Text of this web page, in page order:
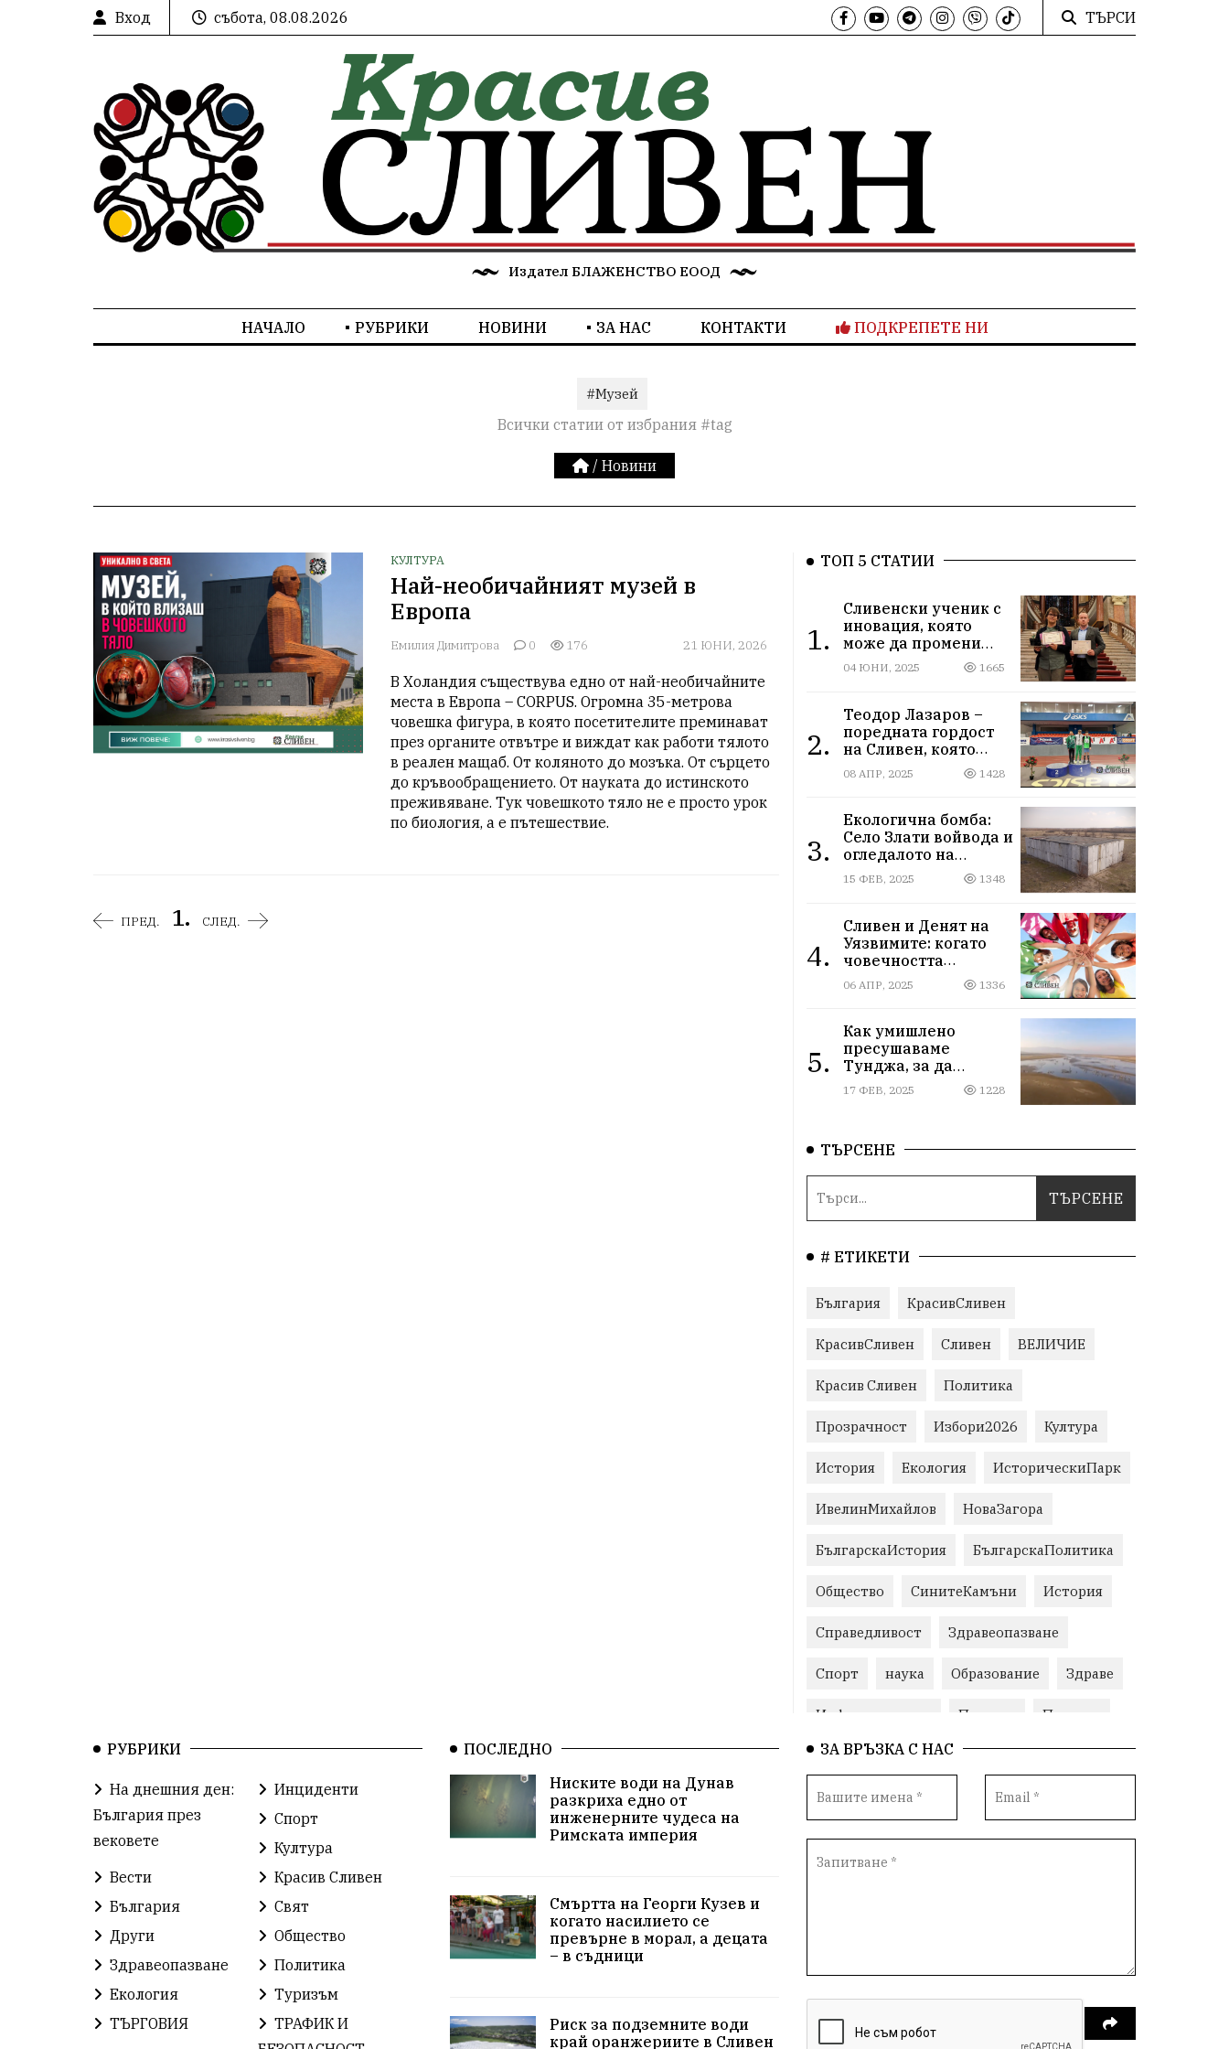
Вход събота, 08.08.2026 ТЪРСИ
Издател БЛАЖЕНСТВО ЕООД
НАЧАЛО РУБРИКИ НОВИНИ ЗА НАС КОНТАКТИ ПОДКРЕПЕТЕ НИ
#Музей
Всички статии от избрания #tag
/ Новини
КУЛТУРА
Най-необичайният музей в
Европа
Емилия Димитрова 0 176 21 ЮНИ, 2026
В Холандия съществува едно от най-необичайните
места в Европа – CORPUS. Огромна 35-метрова
човешка фигура, в която посетителите преминават
през органите отвътре и виждат как работи тялото
в реален мащаб. От коляното до мозъка. От сърцето
до кръвообращението. От науката до истинското
преживяване. Тук човешкото тяло не е просто урок
по биология, а е пътешествие.
ПРЕД. 1. СЛЕД.
ТОП 5 СТАТИИ
1.
Сливенски ученик с
иновация, която
може да промени
света!
04 ЮНИ, 2025 1665
2.
Теодор Лазаров –
поредната гордост
на Сливен, която
лети към бъдещето
08 АПР, 2025 1428
3.
Екологична бомба:
Село Злати войвода и
огледалото на
управлението
15 ФЕВ, 2025 1348
4.
Сливен и Денят на
Уязвимите: когато
човечността
надмогва
предразсъдъците
06 АПР, 2025 1336
5.
Как умишлено
пресушаваме
Тунджа, за да
пълним Марица и…
джобовете на частни
17 ФЕВ, 2025 1228
ТЪРСЕНЕ
# ЕТИКЕТИ
България КрасивСливен
КрасивСливен Сливен ВЕЛИЧИЕ
Красив Сливен Политика
Прозрачност Избори2026 Култура
История Екология ИсторическиПарк
ИвелинМихайлов НоваЗагора
БългарскаИстория БългарскаПолитика
Общество СинитеКамъни История
Справедливост Здравеопазване
Спорт наука Образование Здраве
Инфраструктура Пеевски Протест
Свобода ИвелинМихайлов
ОбщинаСливен Карандила
ГражданскоОбщество РадостинВасилев
ОбщественИнтерес земеделие
ИсторияНаБългария Иновации САЩ
РУБРИКИ
На днешния ден:
България през
вековете
Инциденти
Спорт
Култура
Вести
Красив Сливен
България
Свят
Други
Общество
Здравеопазване
Политика
Екология
Туризъм
ТЪРГОВИЯ
ТРАФИК И
ПОСЛЕДНО
Ниските води на Дунав
разкриха едно от
инженерните чудеса на
Римската империя
Смъртта на Георги Кузев и
когато насилието се
превърне в морал, а децата
– в съдници
Риск за подземните води
край оранжериите в Сливен
ЗА ВРЪЗКА С НАС